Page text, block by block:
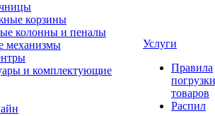
корзины
колонны и пеналы
механизмы
и комплектующие
Услуги
Правила
погрузки
товаров
Распил